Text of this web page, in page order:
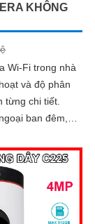
KHÔNG
Wi-Fi trong nhà
và độ phân
từng chi tiết.
ban đêm,
phát hiện
luôn sẵn
bạn 24/7